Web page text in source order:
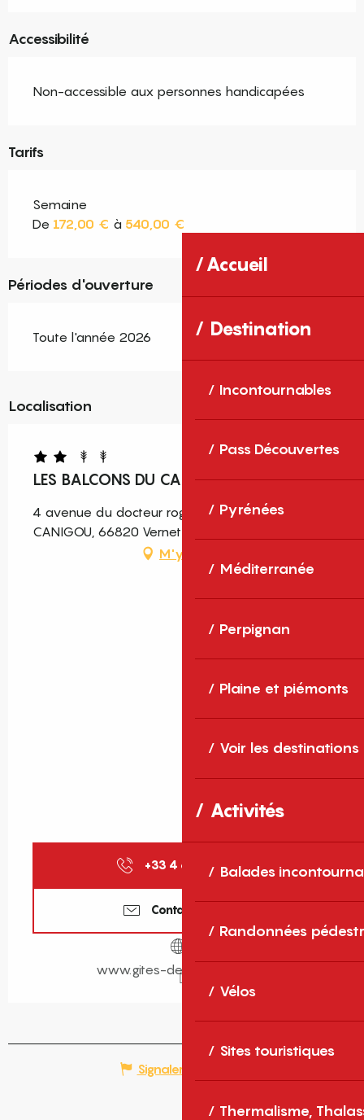
Accueil
Destination
Incontournables
Pass Découvertes
Pyrénées
Méditerranée
Perpignan
Plaine et piémonts
Voir les destinations
Activités
Balades
Randonnées
Vélos
Sites touristiques
Thermalisme,
Accessibilité
Non-accessible aux personnes handicapées
Tarifs
Semaine
De 172,00 € à 540,00 €
Périodes d'ouverture
Toute l'année 2026
Localisation
LES BALCONS DU CANIGOU
4 avenue du docteur roger jal, LES BALCONS DU
CANIGOU, 66820 Vernet-les-Bains
M'y rendre
+33 4 68 11 40 ▒▒
Contactez-nous
www.gites-de-france-sud.fr
Signaler une erreur